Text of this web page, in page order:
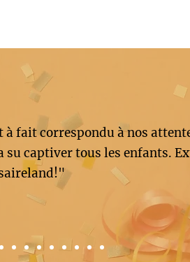
fait correspondu à nos
su captiver tous les enfants.